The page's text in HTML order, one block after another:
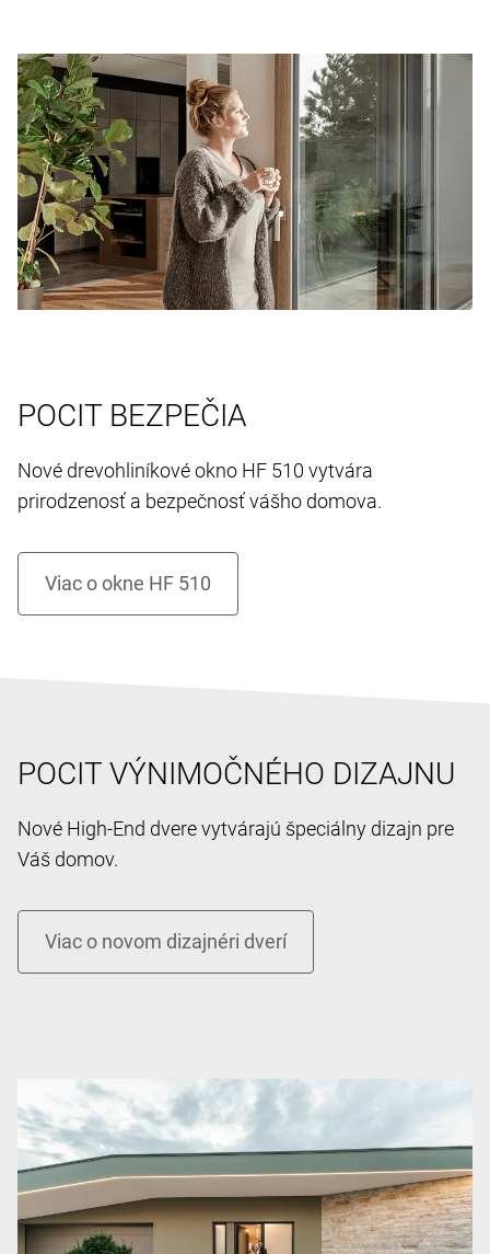
POCIT BEZPEČIA
Nové drevohliníkové okno HF 510 vytvára
prirodzenosť a bezpečnosť vášho domova.
POCIT VÝNIMOČNÉHO DIZAJNU
Nové High-End dvere vytvárajú špeciálny dizajn pre
Váš domov.